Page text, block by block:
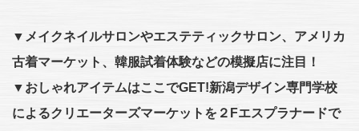
▼メイクネイルサロンやエステティックサロン、アメリカ
古着マーケット、韓服試着体験などの模擬店に注目！
▼おしゃれアイテムはここでGET!新潟デザイン専門学校
によるクリエーターズマーケットを２Fエスプラナードで